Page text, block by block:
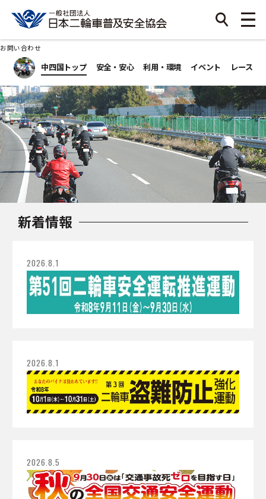
中四国トップ 安全・安心 利用・環境 イベント レース
お問い合わせ
新着情報
2026.8.1
2026.8.1
2026.8.5